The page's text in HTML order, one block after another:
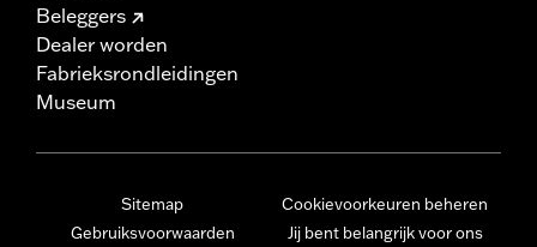
Beleggers
Dealer worden
Fabrieksrondleidingen
Museum
Sitemap
Gebruiksvoorwaarden
Cookievoorkeuren beheren
Jij bent belangrijk voor ons